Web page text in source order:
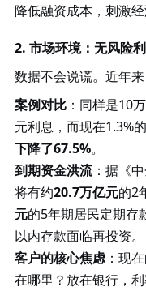
降低融资成本，刺激经
2. 市场环境：无风险
数据不会说谎。近年
案例对比：同样是10
元利息，而现在1.3%
下降了67.5%。
到期资金洪流：据《
将有约20.7万亿元的2
元的5年期居民定期存
以内存款面临再投资。
客户的核心焦虑：现
在哪里？放在银行，